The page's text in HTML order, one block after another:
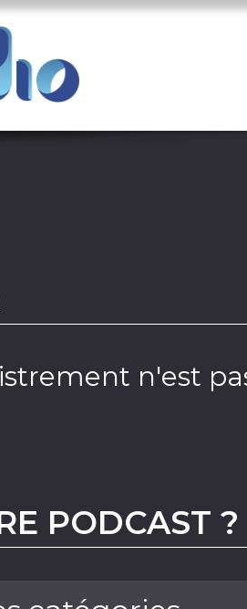
n'est
PODCAST ?